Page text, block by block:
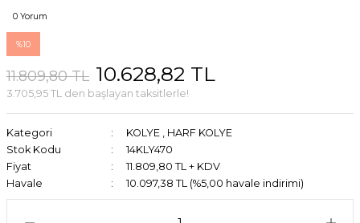
0 Yorum
%10
11.809,80 TL 10.628,82 TL
3.705,95 TL den başlayan taksitlerle!
Kategori KOLYE , HARF KOLYE
Stok Kodu
14KLY470
Fiyat
11.809,80 TL + KDV
Havale
10.097,38 TL (%5,00 havale indirimi)